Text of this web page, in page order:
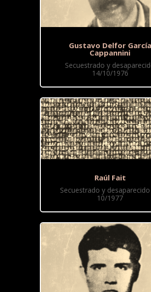
Gustavo Delfor García
Cappannini
Secuestrado y
14/10/1976
Raúl Fait
Secuestrado y
10/1977